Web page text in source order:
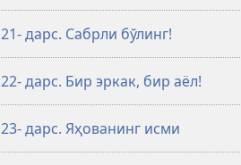
21- дарс. Сабрли бўлинг!
22- дарс. Бир эркак, бир аёл!
23- дарс. Яҳованинг исми